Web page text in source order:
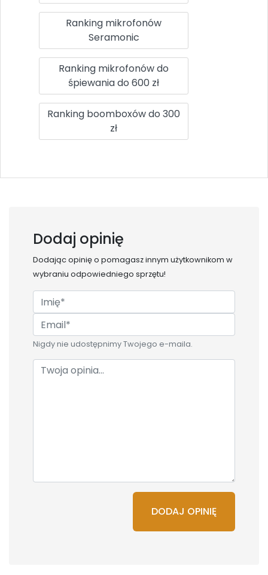
Ranking mikrofonów
Seramonic
Ranking mikrofonów do
śpiewania do 600 zł
Ranking boomboxów do 300
zł
Dodaj opinię
Dodając opinię o pomagasz innym użytkownikom w
wybraniu odpowiedniego sprzętu!
Nigdy nie udostępnimy Twojego e-maila.
DODAJ OPINIĘ